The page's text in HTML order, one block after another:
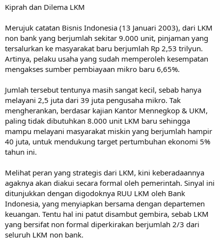
Kiprah dan Dilema LKM
Merujuk catatan Bisnis Indonesia (13 Januari 2003), dari LKM
non bank yang berjumlah sekitar 9.000 unit, pinjaman yang
tersalurkan ke masyarakat baru berjumlah Rp 2,53 trilyun.
Artinya, pelaku usaha yang sudah memperoleh kesempatan
mengakses sumber pembiayaan mikro baru 6,65%.
Jumlah tersebut tentunya masih sangat kecil, sebab hanya
melayani 2,5 juta dari 39 juta pengusaha mikro. Tak
mengherankan, berdasar kajian Kantor Mennegkop & UKM,
paling tidak dibutuhkan 8.000 unit LKM baru sehingga
mampu melayani masyarakat miskin yang berjumlah hampir
40 juta, untuk mendukung target pertumbuhan ekonomi 5%
tahun ini.
Melihat peran yang strategis dari LKM, kini keberadaannya
agaknya akan diakui secara formal oleh pemerintah. Sinyal ini
ditunjukkan dengan digodoknya RUU LKM oleh Bank
Indonesia, yang menyiapkan bersama dengan departemen
keuangan. Tentu hal ini patut disambut gembira, sebab LKM
yang bersifat non formal diperkirakan berjumlah 2/3 dari
seluruh LKM non bank.